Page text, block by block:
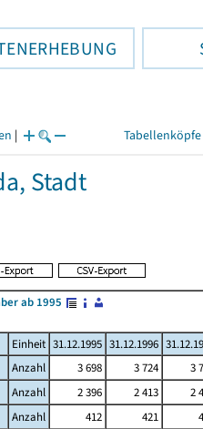
|
Stadt
ab 1995
Einheit 31.12.1995 31.12.1996
Anzahl 3 698 3 724 3
Anzahl 2 396 2 413 2
Anzahl 412 421